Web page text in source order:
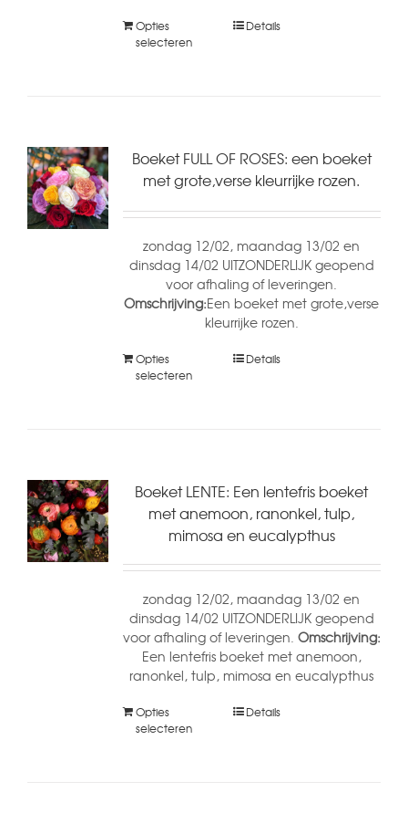
Opties
selecteren
Details
Boeket FULL OF ROSES: een boeket
met grote,verse kleurrijke rozen.
zondag 12/02, maandag 13/02 en
dinsdag 14/02 UITZONDERLIJK geopend
voor afhaling of leveringen.
Omschrijving:Een boeket met grote,verse
kleurrijke rozen.
Opties
selecteren
Details
Boeket LENTE: Een lentefris boeket
met anemoon, ranonkel, tulp,
mimosa en eucalypthus
zondag 12/02, maandag 13/02 en
dinsdag 14/02 UITZONDERLIJK geopend
voor afhaling of leveringen. Omschrijving:
Een lentefris boeket met anemoon,
ranonkel, tulp, mimosa en eucalypthus
Opties
selecteren
Details